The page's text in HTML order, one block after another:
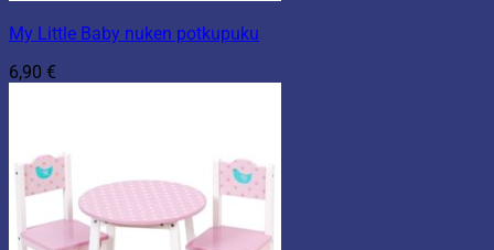
My Little Baby nuken potkupuku
6,90 €